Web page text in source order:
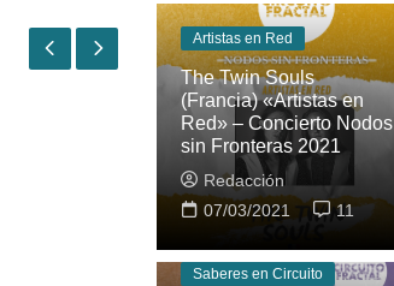
Artistas en Red
The Twin Souls
(Francia) «Artistas en
Red» – Concierto Nodos
sin Fronteras 2021
Redacción
07/03/2021
11
Saberes en Circuito